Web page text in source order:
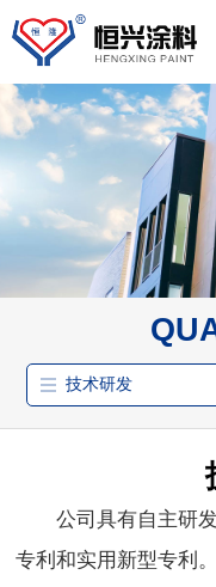
技术研发
公司具有自主研发
专利和实用新型专利